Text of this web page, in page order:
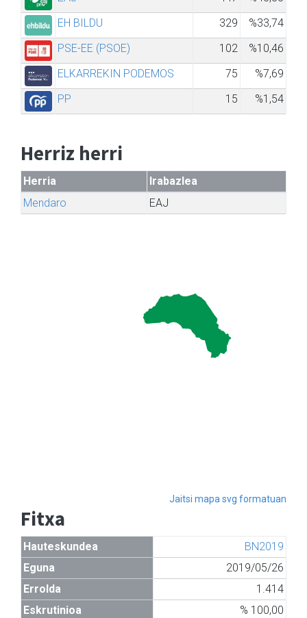
EH BILDU
329
%33,74
PSE-EE (PSOE)
102
%10,46
ELKARREKIN PODEMOS
75
%7,69
PP
15 %1,54
Herriz herri
Herria
Irabazlea
Mendaro
EAJ
Jaitsi mapa svg formatuan
Fitxa
Hauteskundea
BN2019
Eguna
2019/05/26
Errolda
1.414
Eskrutinioa
% 100,00